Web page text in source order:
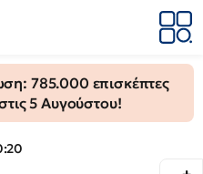
785.000 επισκέπτες
5 Αυγούστου!